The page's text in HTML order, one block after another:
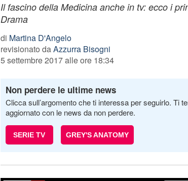
Il fascino della Medicina anche in tv: ecco i
Drama
di Martina D'Angelo
revisionato daAzzurra Bisogni
5 settembre 2017 alle ore 18:34
Non perdere le ultime news
Clicca sull’argomento che ti interessa per seguirlo. Ti
aggiornato con le news da non perdere.
SERIE TV GREY'S ANATOMY